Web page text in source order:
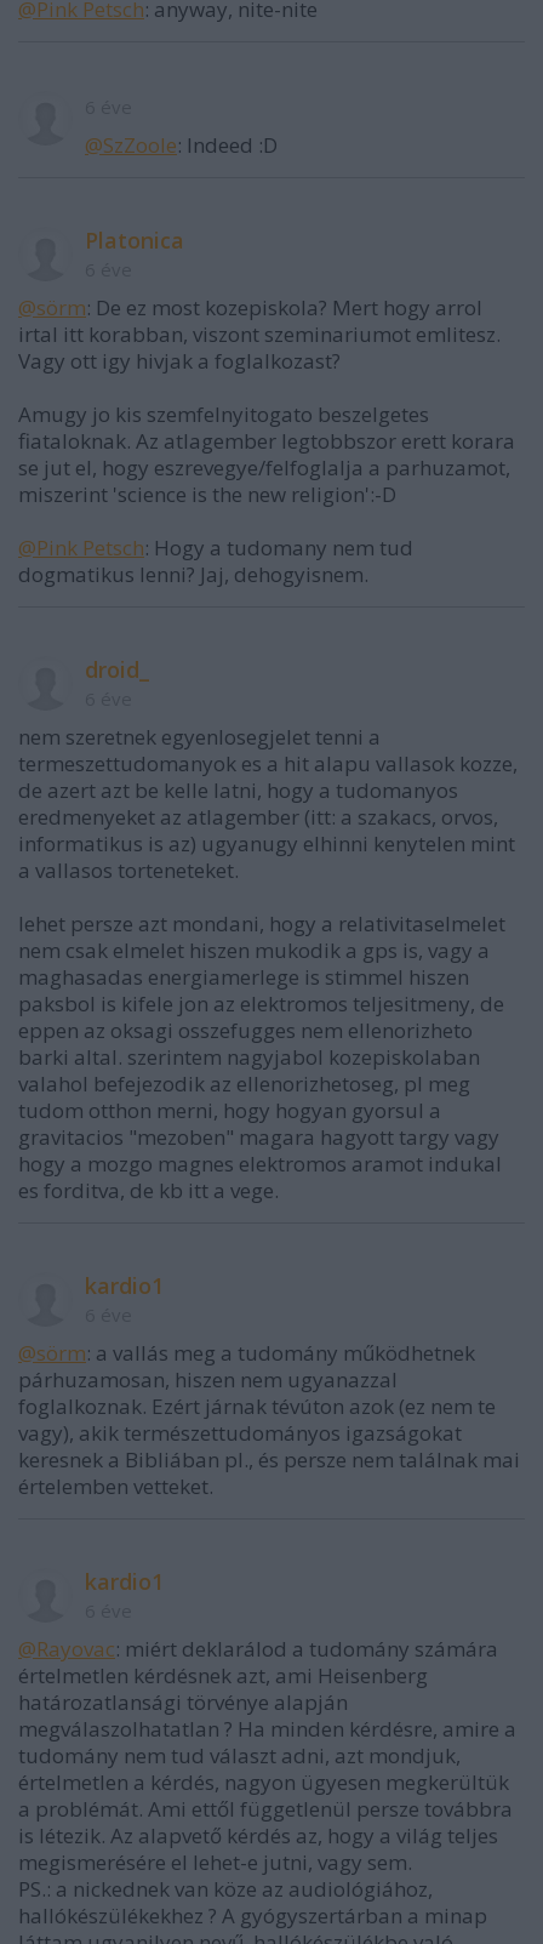
@Pink Petsch: anyway, nite-nite
@SzZoole: Indeed :D
Platonica
@sörm: De ez most kozepiskola? Mert hogy arrol
irtal itt korabban, viszont szeminariumot emlitesz.
Vagy ott igy hivjak a foglalkozast?
Amugy jo kis szemfelnyitogato beszelgetes
fiataloknak. Az atlagember legtobbszor erett korara
se jut el, hogy eszrevegye/felfoglalja a parhuzamot,
miszerint 'science is the new religion':-D
@Pink Petsch: Hogy a tudomany nem tud
dogmatikus lenni? Jaj, dehogyisnem.
droid_
nem szeretnek egyenlosegjelet tenni a
termeszettudomanyok es a hit alapu vallasok kozze,
de azert azt be kelle latni, hogy a tudomanyos
eredmenyeket az atlagember (itt: a szakacs, orvos,
informatikus is az) ugyanugy elhinni kenytelen mint
a vallasos torteneteket.
lehet persze azt mondani, hogy a relativitaselmelet
nem csak elmelet hiszen mukodik a gps is, vagy a
maghasadas energiamerlege is stimmel hiszen
paksbol is kifele jon az elektromos teljesitmeny, de
eppen az oksagi osszefugges nem ellenorizheto
barki altal. szerintem nagyjabol kozepiskolaban
valahol befejezodik az ellenorizhetoseg, pl meg
tudom otthon merni, hogy hogyan gyorsul a
gravitacios "mezoben" magara hagyott targy vagy
hogy a mozgo magnes elektromos aramot indukal
es forditva, de kb itt a vege.
kardio1
@sörm: a vallás meg a tudomány működhetnek
párhuzamosan, hiszen nem ugyanazzal
foglalkoznak. Ezért járnak tévúton azok (ez nem te
vagy), akik természettudományos igazságokat
keresnek a Bibliában pl., és persze nem találnak mai
értelemben vetteket.
kardio1
@Rayovac: miért deklarálod a tudomány számára
értelmetlen kérdésnek azt, ami Heisenberg
határozatlansági törvénye alapján
megválaszolhatatlan ? Ha minden kérdésre, amire a
tudomány nem tud választ adni, azt mondjuk,
értelmetlen a kérdés, nagyon ügyesen megkerültük
a problémát. Ami ettől függetlenül persze továbbra
is létezik. Az alapvető kérdés az, hogy a világ teljes
megismerésére el lehet-e jutni, vagy sem.
PS.: a nickednek van köze az audiológiához,
hallókészülékekhez ? A gyógyszertárban a minap